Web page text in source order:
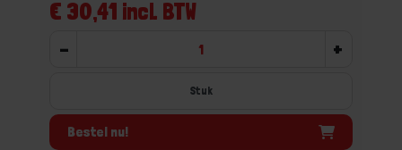
€ 30,41 incl. BTW
- +
Stuk
Bestel nu!